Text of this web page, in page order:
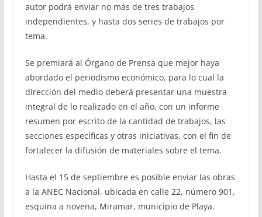
autor podrá enviar no más de tres trabajos
independientes, y hasta dos series de trabajos por
tema.
Se premiará al Órgano de Prensa que mejor haya
abordado el periodismo económico, para lo cual la
dirección del medio deberá presentar una muestra
integral de lo realizado en el año, con un informe
resumen por escrito de la cantidad de trabajos, las
secciones específicas y otras iniciativas, con el fin de
fortalecer la difusión de materiales sobre el tema.
Hasta el 15 de septiembre es posible enviar las obras
a la ANEC Nacional, ubicada en calle 22, número 901,
esquina a novena, Miramar, municipio de Playa.